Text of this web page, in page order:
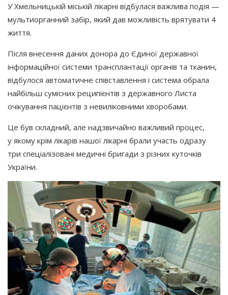
У Хмельницькій міській лікарні відбулася важлива подія —
мультиорганний забір, який дав можливість врятувати 4
життя.
Після внесення даних донора до Єдиної державної
інформаційної системи трансплантації органів та тканин,
відбулося автоматичне співставлення і система обрала
найбільш сумісних реципієнтів з державного Листа
очікування пацієнтів з невиліковними хворобами.
Це був складний, але надзвичайно важливий процес,
у якому крім лікарів нашої лікарні брали участь одразу
три спеціалізовані медичні бригади з різних куточків
України.